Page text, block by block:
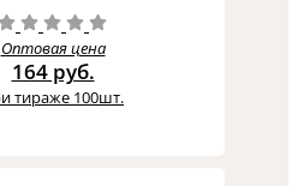
Оптовая цена
164 руб.
тираже 100шт.